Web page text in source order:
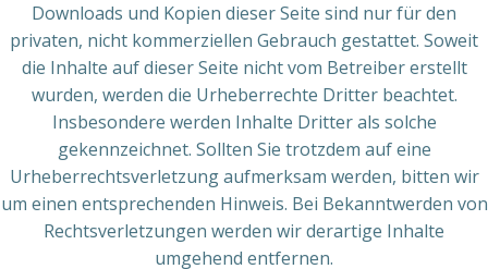
Downloads und Kopien dieser Seite sind nur für den
privaten, nicht kommerziellen Gebrauch gestattet. Soweit
die Inhalte auf dieser Seite nicht vom Betreiber erstellt
wurden, werden die Urheberrechte Dritter beachtet.
Insbesondere werden Inhalte Dritter als solche
gekennzeichnet. Sollten Sie trotzdem auf eine
Urheberrechtsverletzung aufmerksam werden, bitten wir
um einen entsprechenden Hinweis. Bei Bekanntwerden von
Rechtsverletzungen werden wir derartige Inhalte
umgehend entfernen.